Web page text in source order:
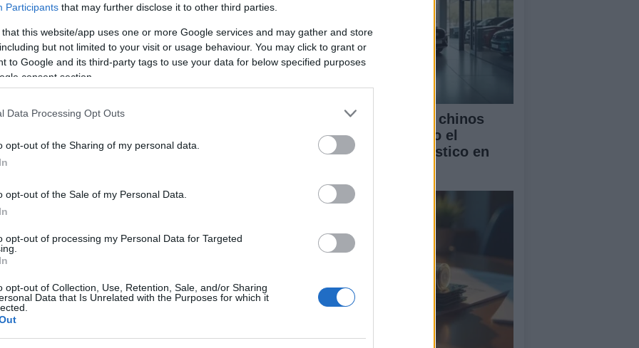
Participants that may further disclose it to other third parties.
that this website/app uses one or more Google services and may gather and store
but not limited to your visit or usage behaviour. You may click to grant or
to Google and its third-party tags to use your data for below specified purposes
consent section.
Data Processing Opt Outs
opt-out of the Sharing of my personal data.
opt-out of the Sale of my Personal Data.
opt-out of processing my Personal Data for Targeted
opt-out of Collection, Use, Retention, Sale, and/or Sharing
Data that Is Unrelated with the Purposes for which it
datos interesantes destaca que el Panda 1.1
ahora desde 5.790 € y el Punto 1.2 Active
Punto Classic 1.2 8v 60 CV Gasolina 3p cuesta
1.4 16v Sport 120 CV Gasolina T-Jet 3p puede
a las novedades de producto, destaca la
Cómo los vehículos chinos
están transformando el
mercado automovilístico en